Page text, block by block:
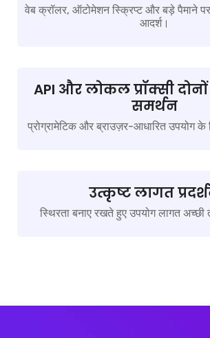
वेब क्रॉलर, ऑटोमेशन स्क्रिप्ट और बड़े पैमाने
आदर्श।
API और लोकल प्रॉक्सी
समर्थन
प्रोग्रामेटिक और ब्राउज़र-आधारित उपयोग
उत्कृष्ट लागत
स्थिरता बनाए रखते हुए उपयोग लागत अच्छी